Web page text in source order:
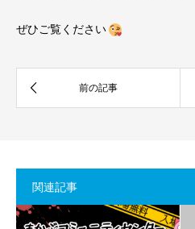
ぜひご覧ください
関連記事